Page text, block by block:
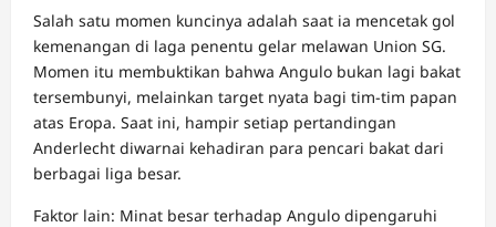
Salah satu momen kuncinya adalah saat ia mencetak gol
kemenangan di laga penentu gelar melawan Union SG.
Momen itu membuktikan bahwa Angulo bukan lagi bakat
tersembunyi, melainkan target nyata bagi tim-tim papan
atas Eropa. Saat ini, hampir setiap pertandingan
Anderlecht diwarnai kehadiran para pencari bakat dari
berbagai liga besar.
Faktor lain: Minat besar terhadap Angulo dipengaruhi